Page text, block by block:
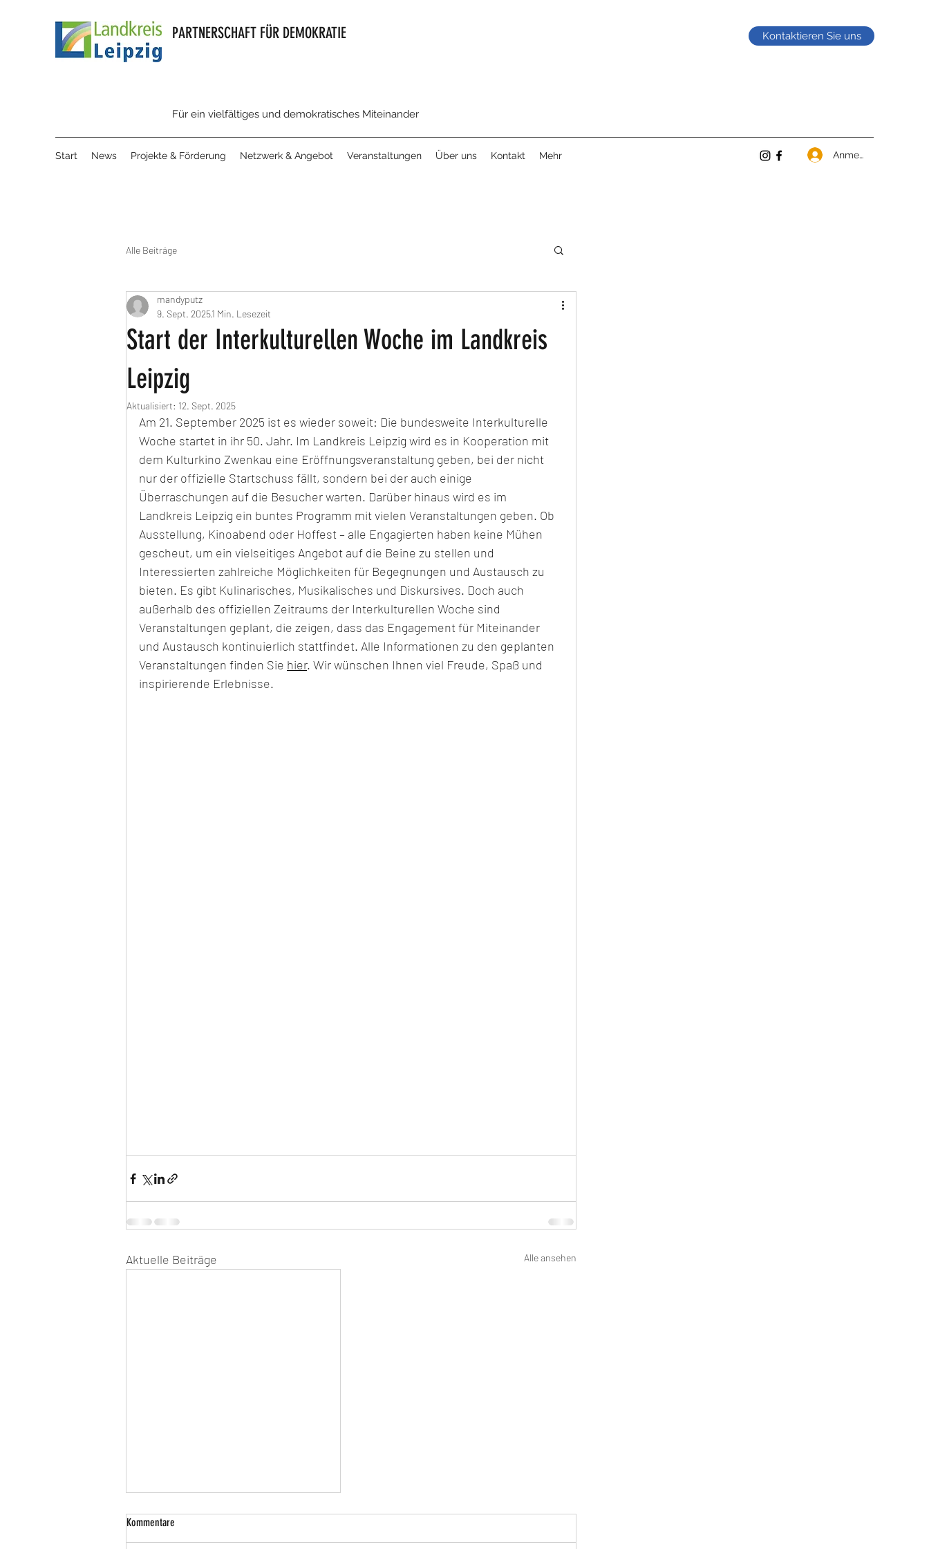
PARTNERSCHAFT FÜR DEMOKRATIE
Für ein vielfältiges und demokratisches Miteinander
Kontaktieren Sie uns
Start News Projekte & Förderung Netzwerk & Angebot Veranstaltungen Über uns Kontakt Mehr Anmelden
Alle Beiträge
Start der Interkulturellen Woche im Landkreis
Leipzig
mandyputz
9. Sept. 20251 Min. Lesezeit
Aktualisiert: 12. Sept. 2025
Am 21. September 2025 ist es wieder soweit: Die bundesweite Interkulturelle
Woche startet in ihr 50. Jahr. Im Landkreis Leipzig wird es in Kooperation mit
dem Kulturkino Zwenkau eine Eröffnungsveranstaltung geben, bei der nicht
nur der offizielle Startschuss fällt, sondern bei der auch einige
Überraschungen auf die Besucher warten. Darüber hinaus wird es im
Landkreis Leipzig ein buntes Programm mit vielen Veranstaltungen geben. Ob
Ausstellung, Kinoabend oder Hoffest – alle Engagierten haben keine Mühen
gescheut, um ein vielseitiges Angebot auf die Beine zu stellen und
Interessierten zahlreiche Möglichkeiten für Begegnungen und Austausch zu
bieten. Es gibt Kulinarisches, Musikalisches und Diskursives. Doch auch
außerhalb des offiziellen Zeitraums der Interkulturellen Woche sind
Veranstaltungen geplant, die zeigen, dass das Engagement für Miteinander
und Austausch kontinuierlich stattfindet. Alle Informationen zu den geplanten
Veranstaltungen finden Sie hier. Wir wünschen Ihnen viel Freude, Spaß und
inspirierende Erlebnisse.
Aktuelle Beiträge Alle ansehen
Kommentare